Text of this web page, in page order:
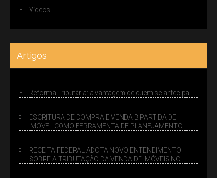
Vídeos
Artigos
Reforma Tributária: a vantagem de quem se antecipa
ESCRITURA DE COMPRA E VENDA BIPARTIDA DE
IMÓVEL COMO FERRAMENTA DE PLANEJAMENTO
RECEITA FEDERAL ADOTA NOVO ENTENDIMENTO
SOBRE A TRIBUTAÇÃO DA VENDA DE IMÓVEIS NO